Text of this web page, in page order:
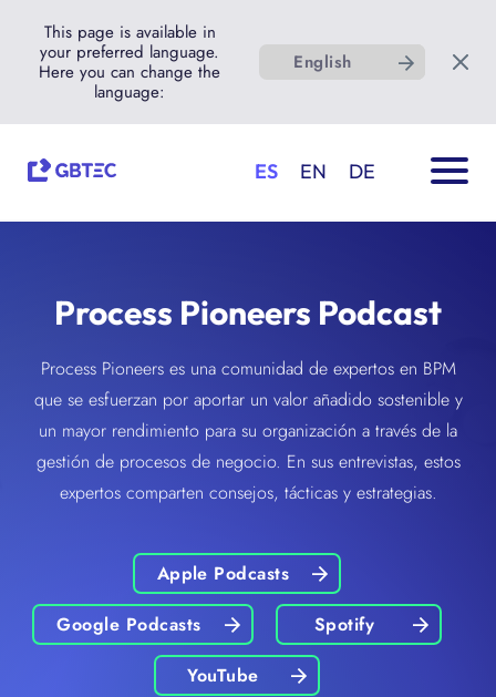
This page is available in
your preferred language.
Here you can change the
language:
English
ES EN DE
Process Pioneers Podcast
Process Pioneers es una comunidad de expertos en BPM
que se esfuerzan por aportar un valor añadido sostenible y
un mayor rendimiento para su organización a través de la
gestión de procesos de negocio. En sus entrevistas, estos
expertos comparten consejos, tácticas y estrategias.
Apple Podcasts
Google Podcasts
Spotify
YouTube